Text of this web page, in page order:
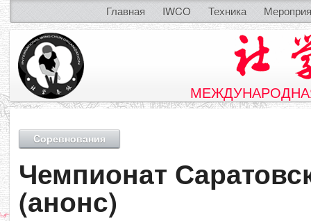
Главная IWCO Техника
Cоревнования
Чемпионат
(анонс)